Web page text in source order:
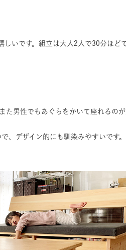
いです。組立は大人2人で30分ほど
た男性でもあぐらをかいて座れるの
、デザイン的にも馴染みやすいです